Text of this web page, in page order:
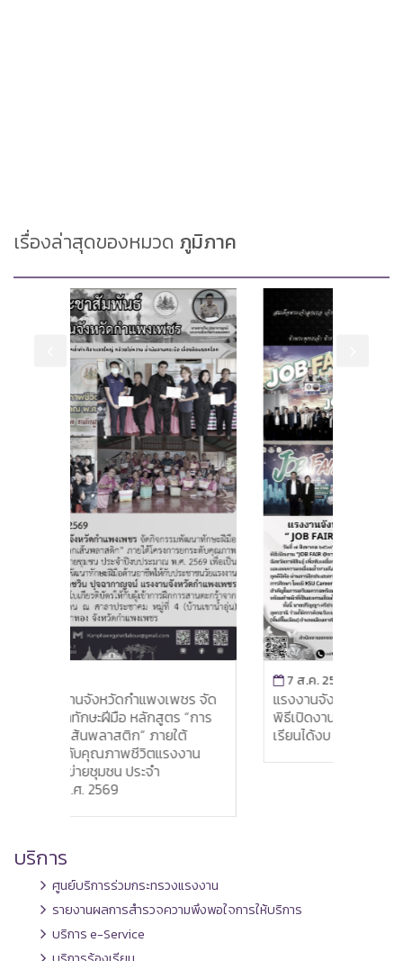
เรื่องล่าสุดของหมวด ภูมิภาค
แรงงานจังหวัดอุดรธานี ร่วมเป็นเกียรติใน
พิธีเปิดงาน “ JOB FAIR @กาฬสินธุ์มีดีครบ
เรียนได้งบ จบได้งาน ”
บริการ
ศูนย์บริการร่วมกระทรวงแรงงาน
รายงานผลการสำรวจความพึงพอใจการให้บริการ
บริการ e-Service